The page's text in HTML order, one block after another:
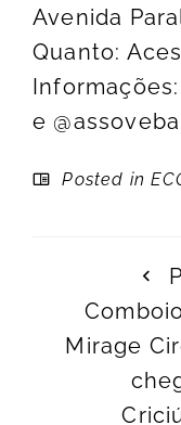
Avenida
Quanto:
e @assoveba
Posted in
Mirage